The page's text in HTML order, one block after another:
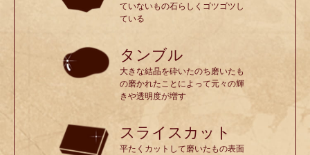
ていないもの石らしくゴツゴツし
ている
タンブル
大きな結晶を砕いたのち磨いたも
の磨かれたことによって元々の輝
きや透明度が増す
スライスカット
平たくカットして磨いたもの表面